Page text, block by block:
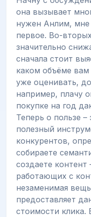
она вызывает
нужен Анлим, мне
первое. Во-
значительно
сначала стоит
каком объёме
уже оценивать,
например, плачу
покупке на год
Теперь о пользе
полезный
конкурентов,
собираете
создаете контент
работающих с
незаменимая
предоставляет
стоимости клика.